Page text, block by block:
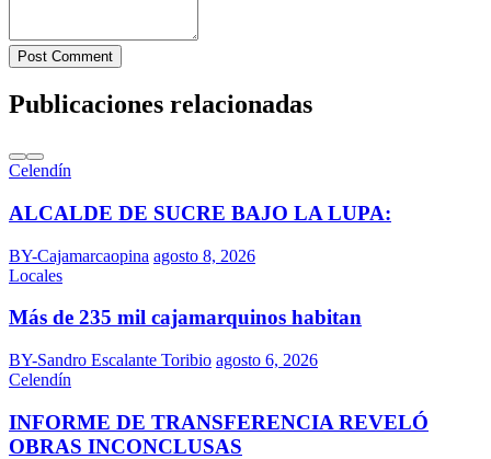
Post Comment
Publicaciones relacionadas
Celendín
ALCALDE DE SUCRE BAJO LA LUPA:
BY-Cajamarcaopina agosto 8, 2026
Locales
Más de 235 mil cajamarquinos habitan
BY-Sandro Escalante Toribio agosto 6, 2026
Celendín
INFORME DE TRANSFERENCIA REVELÓ
OBRAS INCONCLUSAS